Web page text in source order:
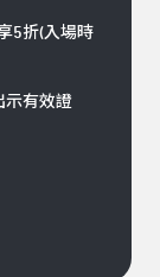
5折(入場時
示有效證